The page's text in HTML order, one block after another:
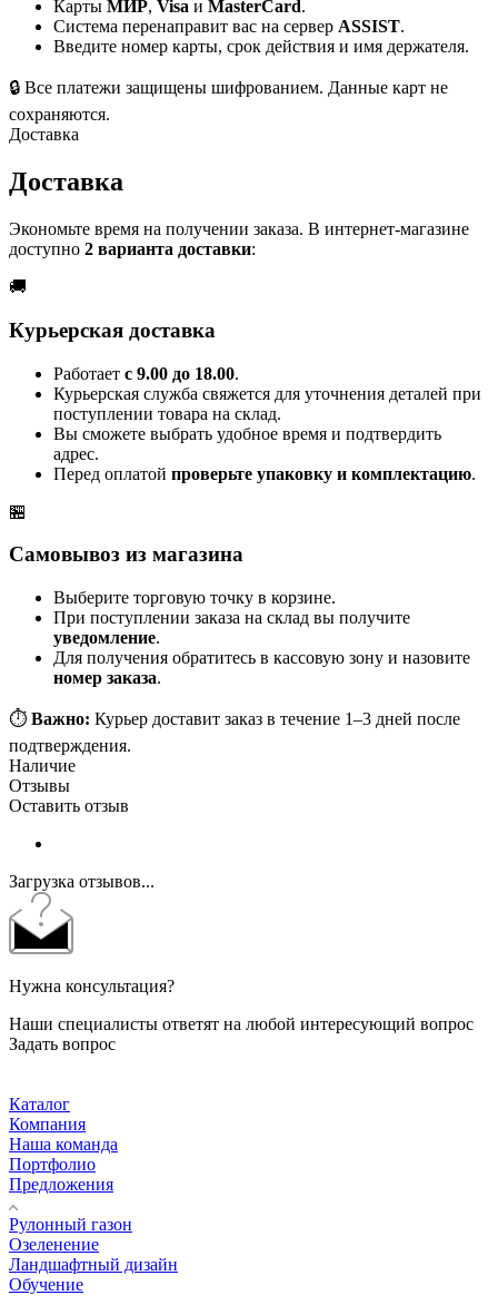
Карты МИР, Visa и MasterCard .
Система перенаправит вас на сервер ASSIST.
Введите номер карты, срок действия и имя держателя.
🔒 Все платежи защищены шифрованием. Данные карт не
сохраняются.
Доставка
Доставка
Экономьте время на получении заказа. В интернет-магазине
доступно 2 варианта доставки:
🚚
Курьерская доставка
Работает с 9.00 до 18.00.
Курьерская служба свяжется для уточнения деталей при
поступлении товара на склад.
Вы сможете выбрать удобное время и подтвердить
адрес.
Перед оплатой проверьте упаковку и комплектацию.
🏪
Самовывоз из магазина
Выберите торговую точку в корзине.
При поступлении заказа на склад вы получите
уведомление.
Для получения обратитесь в кассовую зону и назовите
номер заказа.
⏱️ Важно: Курьер доставит заказ в течение 1–3 дней после
подтверждения.
Наличие
Отзывы
Оставить отзыв
Загрузка отзывов...
Нужна консультация?
Наши специалисты ответят на любой интересующий вопрос
Задать вопрос
Каталог
Компания
Наша команда
Портфолио
Предложения
Рулонный газон
Озеленение
Ландшафтный дизайн
Обучение